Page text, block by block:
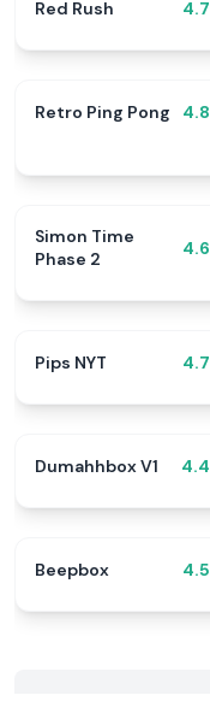
Red Rush 4.7
Retro Ping Pong 4.8
Simon Time
Phase 2
4.6
Pips NYT 4.7
Dumahhbox V1 4.4
Beepbox 4.5